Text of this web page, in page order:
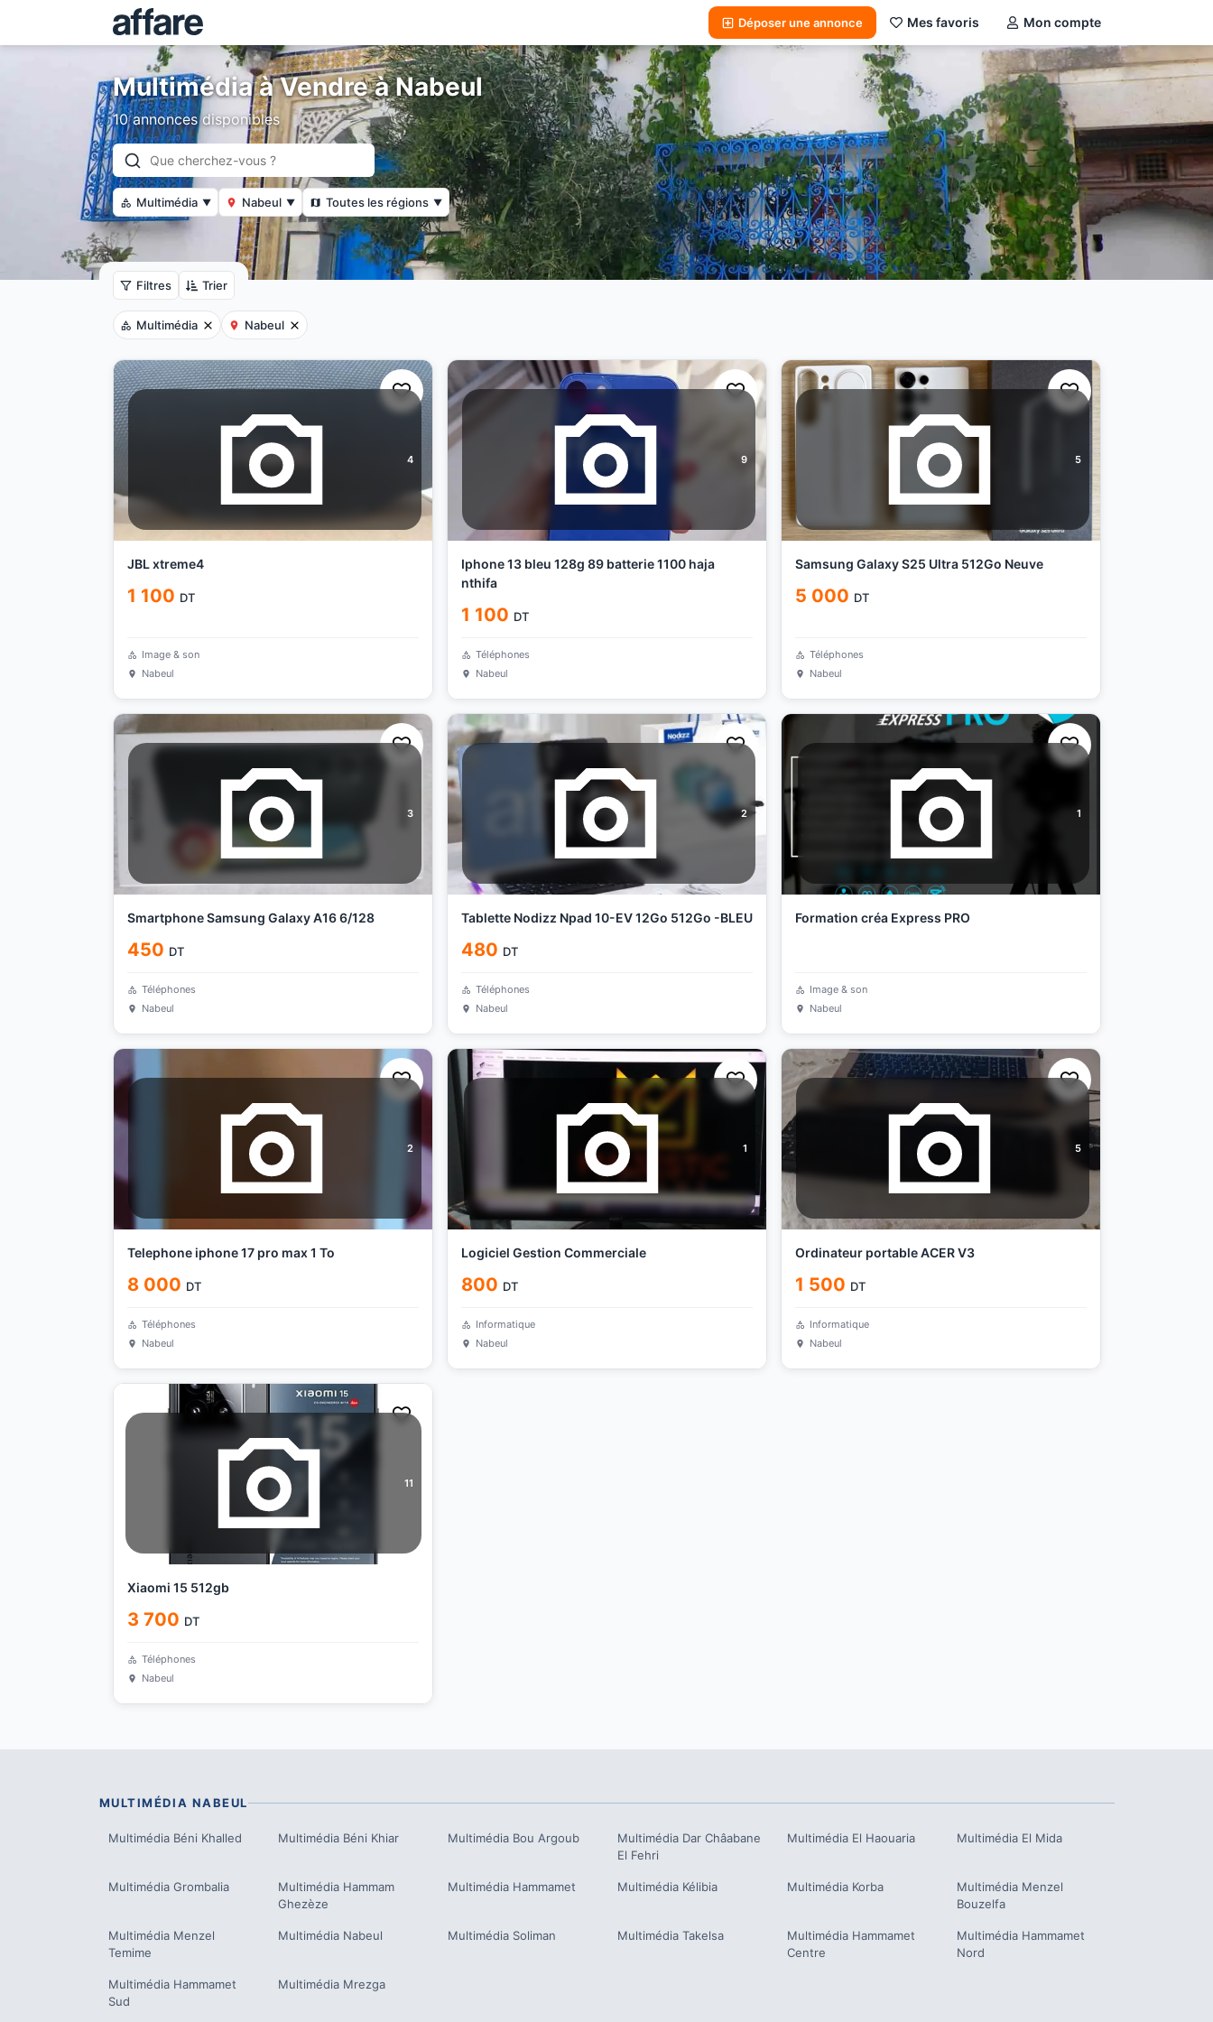
Déposer une annonce Mes favoris Mon compte
Multimédia à Vendre à Nabeul
10 annonces disponibles
Multimédia ▼ Nabeul ▼ Toutes les régions ▼
Filtres Trier
Multimédia Nabeul
4
JBL xtreme4
1 100 DT
Image & son
Nabeul
9
Iphone 13 bleu 128g 89 batterie 1100 haja
nthifa
1 100 DT
Téléphones
Nabeul
5
Samsung Galaxy S25 Ultra 512Go Neuve
5 000 DT
Téléphones
Nabeul
3
Smartphone Samsung Galaxy A16 6/128
450 DT
Téléphones
Nabeul
2
Tablette Nodizz Npad 10-EV 12Go 512Go -BLEU
480 DT
Téléphones
Nabeul
1
Formation créa Express PRO
Image & son
Nabeul
2
Telephone iphone 17 pro max 1 To
8 000 DT
Téléphones
Nabeul
1
Logiciel Gestion Commerciale
800 DT
Informatique
Nabeul
5
Ordinateur portable ACER V3
1 500 DT
Informatique
Nabeul
11
Xiaomi 15 512gb
3 700 DT
Téléphones
Nabeul
MULTIMÉDIA NABEUL
Multimédia Béni Khalled Multimédia Béni Khiar Multimédia Bou Argoub Multimédia Dar Châabane
El Fehri
Multimédia El Haouaria Multimédia El Mida
Multimédia Grombalia Multimédia Hammam
Ghezèze
Multimédia Hammamet Multimédia Kélibia Multimédia Korba Multimédia Menzel
Bouzelfa
Multimédia Menzel
Temime
Multimédia Nabeul Multimédia Soliman Multimédia Takelsa Multimédia Hammamet
Centre
Multimédia Hammamet
Nord
Multimédia Hammamet
Sud
Multimédia Mrezga